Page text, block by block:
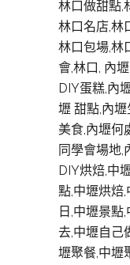
林口做甜點,
林口名店,林
林口包場,林
會,林口, 內
DIY蛋糕,內
壢 甜點,內
美食,內壢何
同學會場地,
DIY烘焙,中
點,中壢烘焙
日,中壢景點
去,中壢自己
壢聚餐,中壢